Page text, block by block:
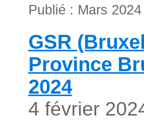
Publié : Mars 2024
GSR
Province
2024
4 février